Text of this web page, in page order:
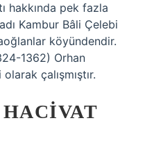
hakkında pek fazla
Kambur Bâli Çelebi
köyündendir.
1362) Orhan
çalışmıştır.